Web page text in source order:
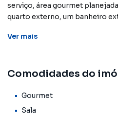
serviço, área gourmet
quarto externo, um banheiro
agende sua Visita! -
disponibilidade. Reservamos o
Ver mais
Comodidades do
Gourmet
Sala